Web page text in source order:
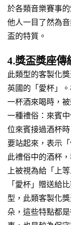
於各類音樂賽事
他人一目了然為
盃的特質。
4.獎盃獎座傳
此類型的客製化
英國的「愛杯」
一杯酒來喝時，
一種禮俗：來賓
位來賓接過酒杯
要站起來，表示
此禮俗中的酒杯
上被視為給「上
「愛杯」贈送給
型，此類客製化
朵，這些特點都